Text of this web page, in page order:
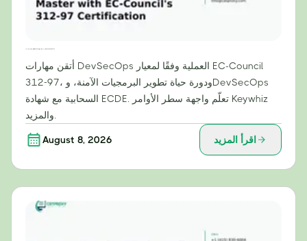
أتقن مهارات DevSecOps العملية وفقًا لمعيار EC-Council
312-97، ودورة حياة تطوير البرمجيات الآمنة، وDevSecOps
السحابية مع شهادة ECDE. تعلّم واجهة سطر الأوامر Keywhiz
August 8, 2026 اقرأ المزيد